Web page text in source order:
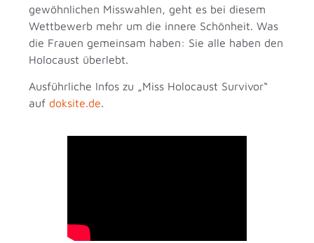
gewöhnlichen Misswahlen, geht es bei diesem
Wettbewerb mehr um die innere Schönheit. Was
die Frauen gemeinsam haben: Sie alle haben den
Holocaust überlebt.
Ausführliche Infos zu „Miss Holocaust Survivor“
auf doksite.de.